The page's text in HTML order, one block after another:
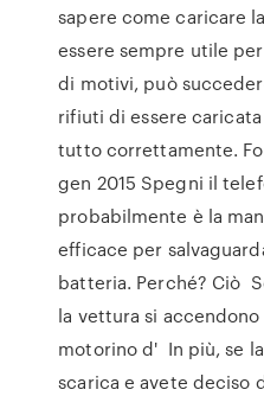
sapere come caricare
essere sempre utile
di motivi, può
rifiuti di essere
tutto correttamente.
gen 2015 Spegni il
probabilmente è la
efficace per
batteria. Perché? Ciò
la vettura si
motorino d' In più, se
scarica e avete deciso